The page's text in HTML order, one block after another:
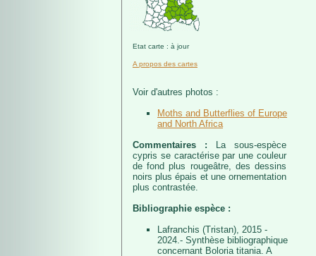
Etat carte : à jour
A propos des cartes
Voir d'autres photos :
Moths and Butterflies of Europe
and North Africa
Commentaires :
La sous-espèce
cypris se caractérise par une couleur
de fond plus rougeâtre, des dessins
noirs plus épais et une ornementation
plus contrastée.
Bibliographie espèce :
Lafranchis (Tristan), 2015 -
2024.- Synthèse bibliographique
concernant Boloria titania. A